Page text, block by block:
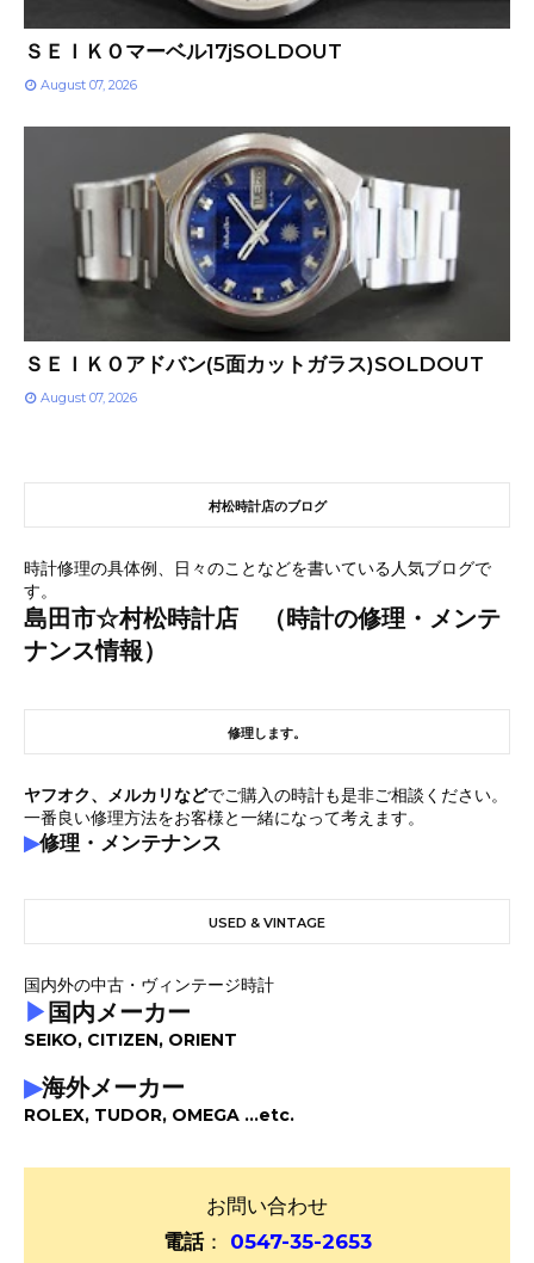
ＳＥＩＫＯマーベル17jSOLDOUT
August 07, 2026
ＳＥＩＫＯアドバン(5面カットガラス)SOLDOUT
August 07, 2026
村松時計店のブログ
時計修理の具体例、日々のことなどを書いている人気ブログで
す。
島田市☆村松時計店 （時計の修理・メンテ
ナンス情報）
修理します。
ヤフオク、メルカリなどでご購入の時計も是非ご相談ください。
一番良い修理方法をお客様と一緒になって考えます。
▶修理・メンテナンス
USED & VINTAGE
国内外の中古・ヴィンテージ時計
▶ 国内メーカー
SEIKO, CITIZEN, ORIENT
▶海外メーカー
ROLEX, TUDOR, OMEGA ...etc.
お問い合わせ
電話：
0547-35-2653